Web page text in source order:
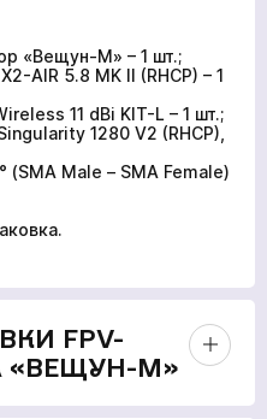
«Вещун-М» – 1 шт.;
AIR 5.8 MK II (RHCP) – 1
11 dBi KIT-L – 1 шт.;
1280 V2 (RHCP),
(SMA Male – SMA Female)
FPV-
«ВЕЩУН-М»